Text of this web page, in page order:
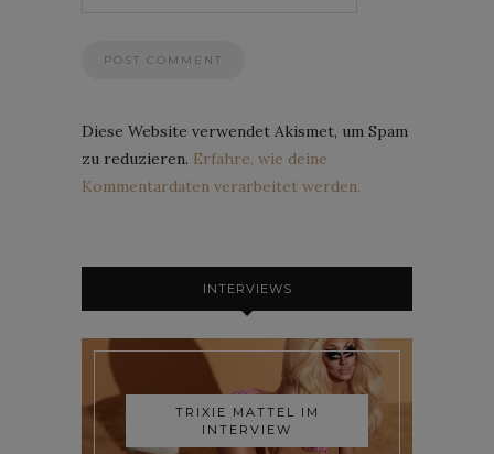
Diese Website verwendet Akismet, um Spam
zu reduzieren. Erfahre, wie deine
Kommentardaten verarbeitet werden.
INTERVIEWS
TRIXIE MATTEL IM
INTERVIEW